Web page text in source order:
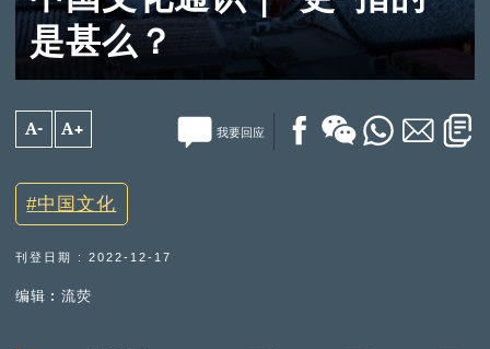
是甚么？
A- A+ 我要回应
中国文化
刊登日期 : 2022-12-17
编辑︰流荧